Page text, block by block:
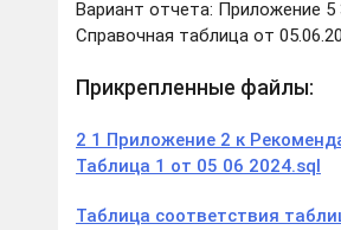
Вариант отчета: Приложение 5
Справочная таблица от
Прикрепленные файлы:
2 1 Приложение 2 к
Таблица 1 от 05 06 2024.sql
Таблица соответствия